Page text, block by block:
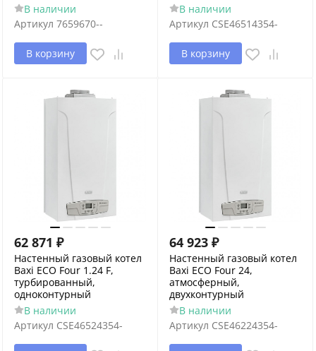
В наличии
Артикул 7659670--
В корзину
В наличии
Артикул CSE46514354-
В корзину
62 871 ₽
Настенный газовый котел
Baxi ECO Four 1.24 F,
турбированный,
одноконтурный
В наличии
Артикул CSE46524354-
64 923 ₽
Настенный газовый котел
Baxi ECO Four 24,
атмосферный,
двухконтурный
В наличии
Артикул CSE46224354-